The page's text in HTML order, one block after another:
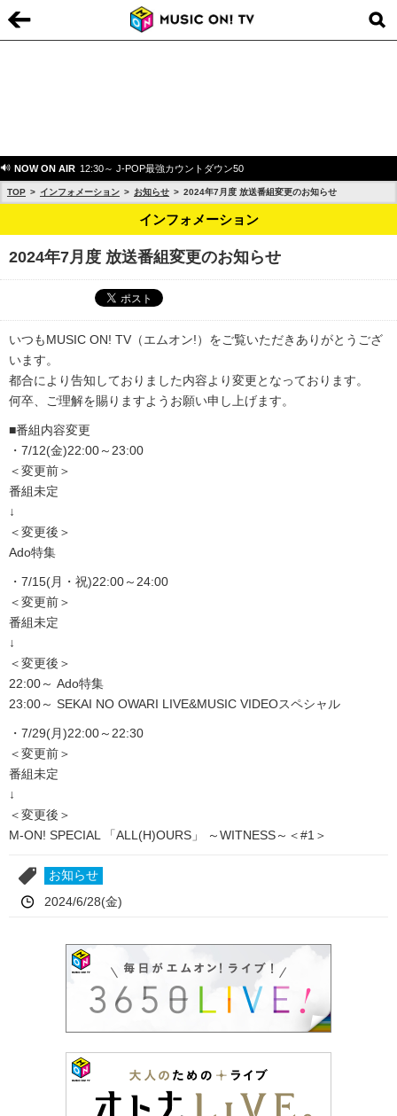
NOW ON AIR 12:30～ J-POP最強カウントダウン50
TOP インフォメーション お知らせ 2024年7月度 放送番組変更のお知らせ
インフォメーション
2024年7月度 放送番組変更のお知らせ
いつもMUSIC ON! TV（エムオン!）をご覧いただきありがとうござ
います。
都合により告知しておりました内容より変更となっております。
何卒、ご理解を賜りますようお願い申し上げます。
■番組内容変更
・7/12(金)22:00～23:00
＜変更前＞
番組未定
↓
＜変更後＞
Ado特集
・7/15(月・祝)22:00～24:00
＜変更前＞
番組未定
↓
＜変更後＞
22:00～ Ado特集
23:00～ SEKAI NO OWARI LIVE&MUSIC VIDEOスペシャル
・7/29(月)22:00～22:30
＜変更前＞
番組未定
↓
＜変更後＞
M-ON! SPECIAL 「ALL(H)OURS」 ～WITNESS～＜#1＞
お知らせ
2024/6/28(金)